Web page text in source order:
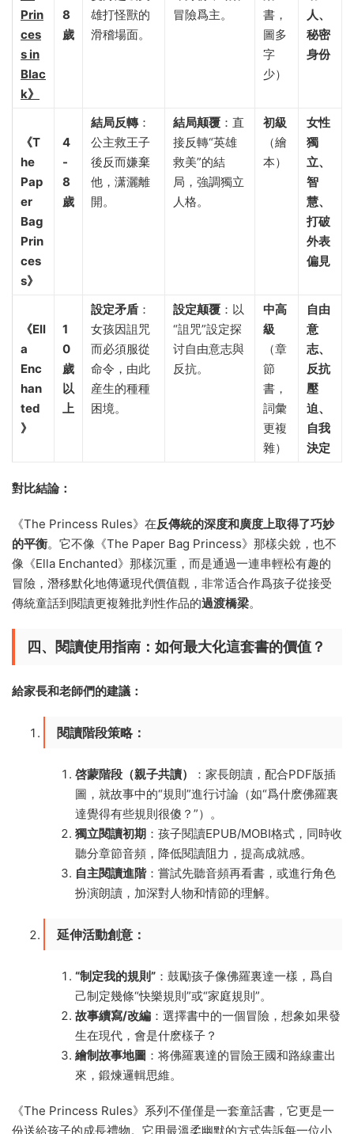
Prin
ces
s in
Blac
k》​
8
歲
雄打怪獸的
滑稽場面。
冒險爲主。
書，
圖多
字
少）
人、
秘密
身份
《T
he
Pap
er
Bag
Prin
ces
s》​
4
-
8
歲
結局反轉​：
公主救王子
後反而嫌棄
他，潇灑離
開。
結局颠覆 ​：直
接反轉“英雄
救美”的結
局，強調獨立
人格。
初級
（繪
本）
女性
獨
立、
智
慧、
打破
外表
偏見
《Ell
a
Enc
han
ted
》​
1
0
歲
以
上
設定矛盾 ​：
女孩因詛咒
而必須服從
命令，由此
産生的種種
困境。
設定颠覆 ​：以
“詛咒”設定探
讨自由意志與
反抗。
中高
級
（章
節
書，
詞彙
更複
雜）
自由
意
志、
反抗
壓
迫、
自我
決定
對比結論：​
《The Princess Rules》在反傳統的深度和廣度上取得了巧妙
的平衡。它不像《The Paper Bag Princess》那樣尖銳，也不
像《Ella Enchanted》那樣沉重，而是通過一連串輕松有趣的
冒險，潛移默化地傳遞現代價值觀，非常适合作爲孩子從接受
傳統童話到閱讀更複雜批判性作品的過渡橋梁。
四、閱讀使用指南：如何最大化這套書的價值？​
給家長和老師們的建議：​
閱讀階段策略：​
啓蒙階段（親子共讀）​
​：家長朗讀，配合PDF版插
圖，就故事中的“規則”進行讨論（如“爲什麽佛羅裏
達覺得有些規則很傻？”）。
獨立閱讀初期 ​：孩子閱讀EPUB/MOBI格式，同時收
聽分章節音頻，降低閱讀阻力，提高成就感。
自主閱讀進階​：嘗試先聽音頻再看書，或進行角色
扮演朗讀，加深對人物和情節的理解。
延伸活動創意：​
​“制定我的規則”​ ​：鼓勵孩子像佛羅裏達一樣，爲自
己制定幾條“快樂規則”或“家庭規則”。
故事續寫/改編 ​：選擇書中的一個冒險，想象如果發
生在現代，會是什麽樣子？
繪制故事地圖 ​：将佛羅裏達的冒險王國和路線畫出
來，鍛煉邏輯思維。
《The Princess Rules》系列不僅僅是一套童話書，它更是一
份送給孩子的成長禮物。它用最溫柔幽默的方式告訴每一位小